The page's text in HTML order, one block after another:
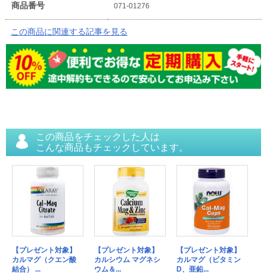
商品番号 071-01276
この商品に関連する記事を見る
この商品をチェックした人は
こんな商品もチェックしています。
【プレゼント対象】
カルマグ（クエン酸
結合） ...
【プレゼント対象】
カルシウム マグネシ
ウム＆...
【プレゼント対象】
カルマグ（ビタミン
D、亜鉛...